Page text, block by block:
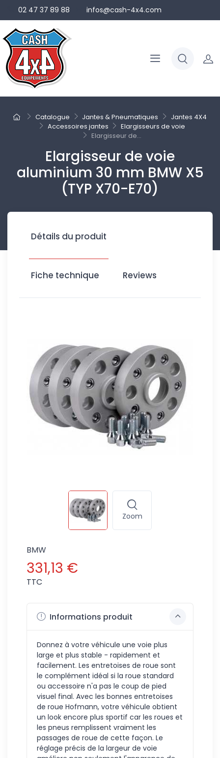
02 47 37 89 88 infos@cash-4x4.com
Catalogue Jantes & Pneumatiques
Jantes 4X4
Accessoires jantes
Elargisseurs de voie
Elargisseur de...
Elargisseur de voie
aluminium 30 mm BMW X5
(TYP X70-E70)
Détails du produit
Fiche technique Reviews
Zoom
BMW
331,13 €
TTC
Informations produit
Donnez à votre véhicule une voie plus
large et plus stable - rapidement et
facilement. Les entretoises de roue sont
le complément idéal si la roue standard
ou accessoire n'a pas le coup de pied
visuel final. Avec les bonnes entretoises
de roue Hofmann, votre véhicule obtient
un look encore plus sportif car les roues et
les pneus remplissent vraiment les
passages de roue de cette façon. Le
réglage précis de la largeur de voie